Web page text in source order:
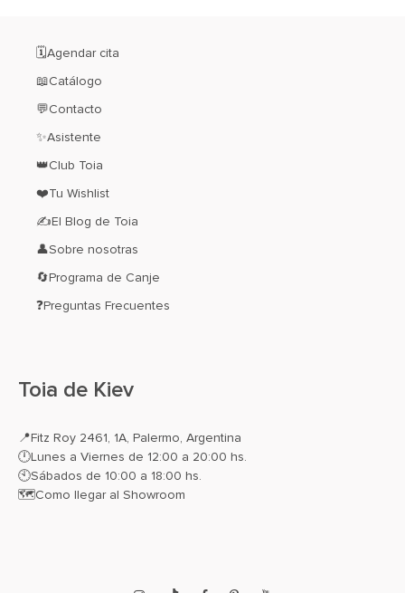
🗓️Agendar cita
📖Catálogo
💬Contacto
✨Asistente
👑Club Toia
❤️Tu Wishlist
✍El Blog de Toia
👤Sobre nosotras
🔄Programa de Canje
❓Preguntas Frecuentes
Toia de Kiev
📍Fitz Roy 2461, 1A, Palermo, Argentina
🕛Lunes a Viernes de 12:00 a 20:00 hs.
🕙Sábados de 10:00 a 18:00 hs.
🗺️Como llegar al Showroom